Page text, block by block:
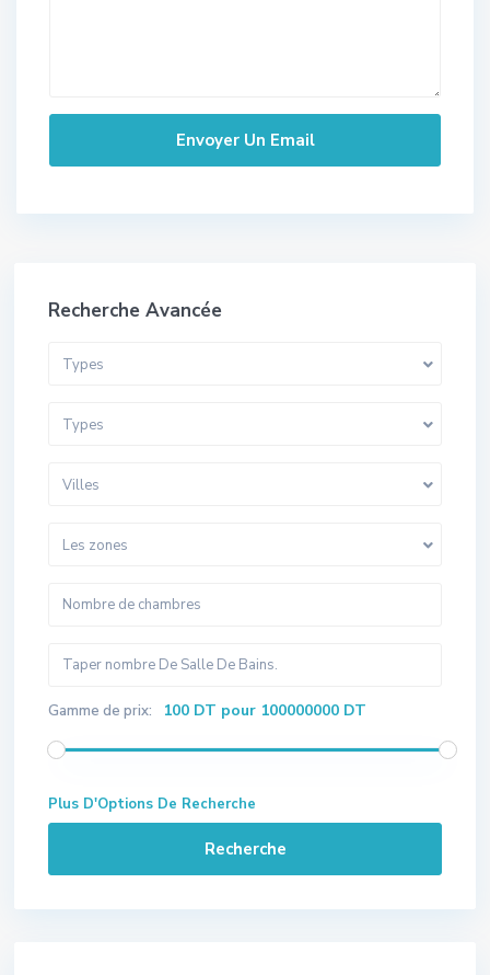
Recherche Avancée
Types
Types
Villes
Les zones
Gamme de prix: 100 DT pour 100000000 DT
Plus D'Options De Recherche
Recherche